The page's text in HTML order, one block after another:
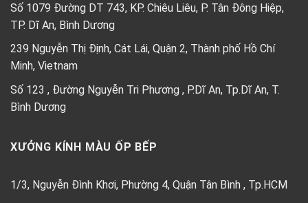
Số 1079 Đường DT 743, KP. Chiêu Liêu, P. Tân Đông Hiệp,
TP. Dĩ An, Bình Dương
239 Nguyễn Thị Định, Cát Lái, Quận 2, Thành phố Hồ Chí
Minh, Vietnam
Số 123 , Đường Nguyễn Tri Phương , P.Dĩ An, Tp.Dĩ An, T.
Bình Dương
XƯỞNG KÍNH MÀU ỐP BẾP
1/3, Nguyễn Đình Khơi, Phường 4, Quận Tân Bình , Tp.HCM